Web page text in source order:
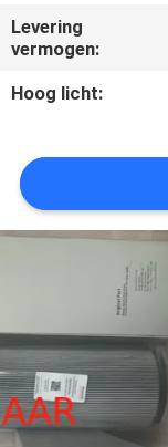
CITAAT
SITEMAP
PRIVACY
POLICY
Levering
vermogen:
Hoog licht: